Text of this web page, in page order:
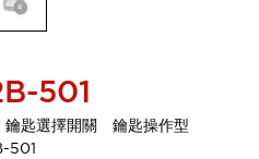
501
匙選擇開關 鑰匙操作型
501